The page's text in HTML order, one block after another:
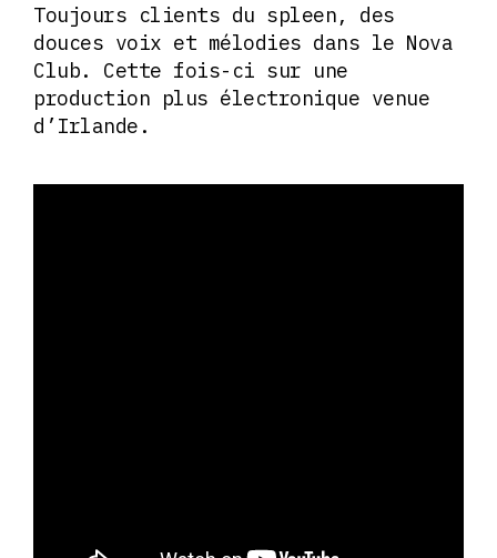
Toujours clients du spleen, des
douces voix et mélodies dans le Nova
Club. Cette fois-ci sur une
production plus électronique venue
d’Irlande.